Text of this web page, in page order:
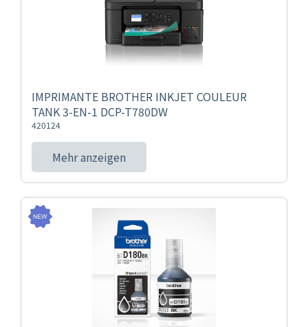
IMPRIMANTE BROTHER INKJET COULEUR
TANK 3-EN-1 DCP-T780DW
420124
Mehr anzeigen